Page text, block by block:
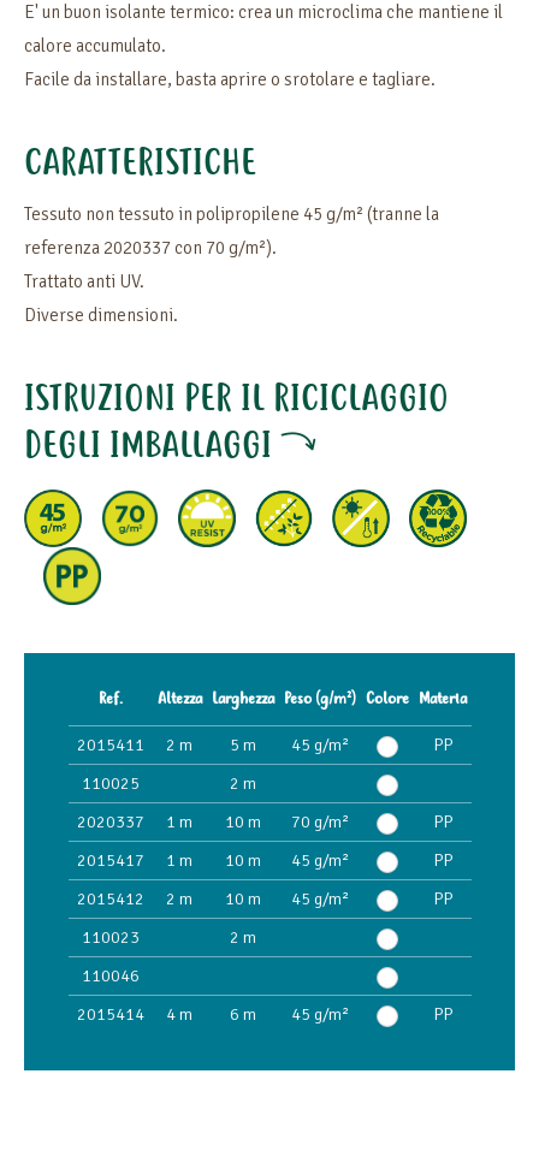
Ref. Altezza Larghezza Peso (g/m²) Colore Materia
2015411 2 m 5 m 45 g/m²
PP
110025
2 m
2020337
1 m 10 m 70 g/m²
PP
2015417
1 m 10 m 45 g/m²
PP
2015412
2 m 10 m 45 g/m²
PP
110023
2 m
110046
2015414
4 m 6 m 45 g/m² PP
E' un buon isolante termico: crea un microclima che mantiene il
calore accumulato.
Facile da installare, basta aprire o srotolare e tagliare.
CARATTERISTICHE
Tessuto non tessuto in polipropilene 45 g/m² (tranne la
referenza 2020337 con 70 g/m²).
Trattato anti UV.
Diverse dimensioni.
ISTRUZIONI PER IL RICICLAGGIO
DEGLI IMBALLAGGI